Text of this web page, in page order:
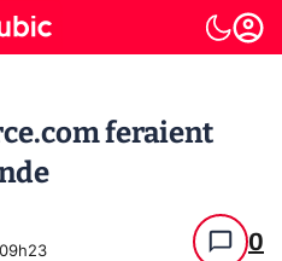
feraient
0